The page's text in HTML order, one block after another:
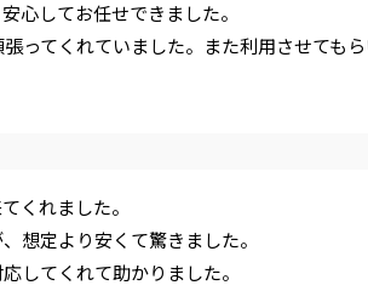
心してお任せできました。
ってくれていました。また利用させても
くれました。
想定より安くて驚きました。
してくれて助かりました。